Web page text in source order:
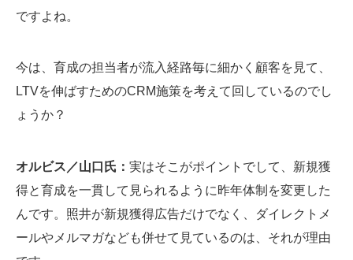
ですよね。
今は、育成の担当者が流入経路毎に細かく顧客を見て、
LTVを伸ばすためのCRM施策を考えて回しているのでし
ょうか？
オルビス／山口氏： 実はそこがポイントでして、新規獲
得と育成を一貫して見られるように昨年体制を変更した
んです。照井が新規獲得広告だけでなく、ダイレクトメ
ールやメルマガなども併せて見ているのは、それが理由